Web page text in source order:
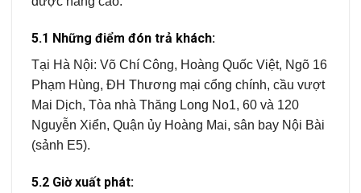
5.1 Những điểm đón trả khách:
Tại Hà Nội: Võ Chí Công, Hoàng Quốc Việt, Ngõ 16
Phạm Hùng, ĐH Thương mại cổng chính, cầu vượt
Mai Dịch, Tòa nhà Thăng Long No1, 60 và 120
Nguyễn Xiển, Quận ủy Hoàng Mai, sân bay Nội Bài
(sảnh E5).
5.2 Giờ xuất phát: